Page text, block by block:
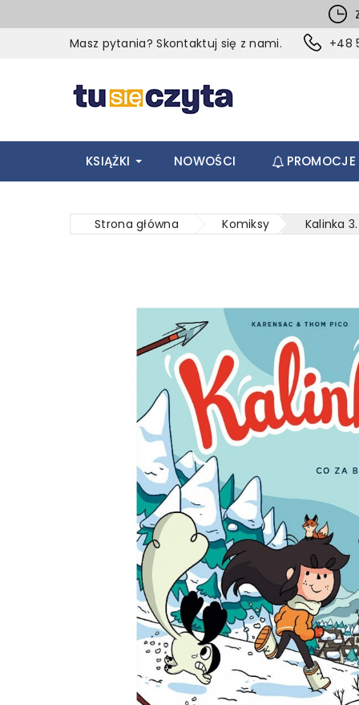
Masz pytania? Skontaktuj się z nami.
+48
KSIĄŻKI NOWOŚCI PROMOCJE
Strona główna Komiksy Kalinka